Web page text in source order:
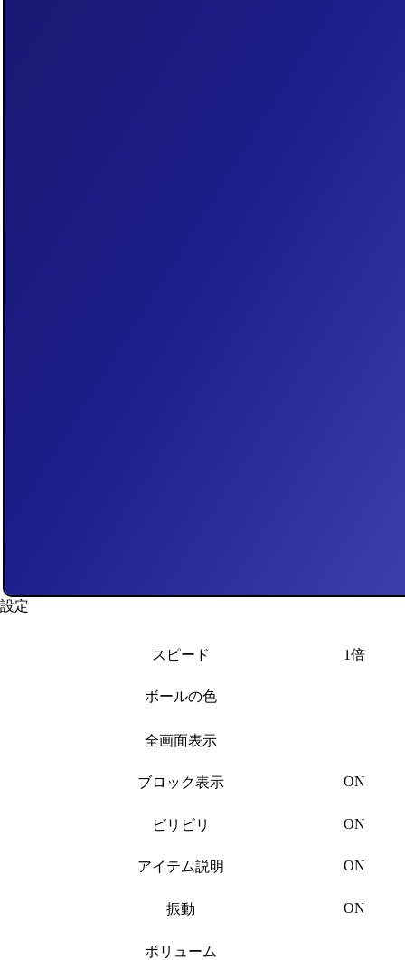
設定
スピード 1倍
ボールの色
全画面表示
ブロック表示 ON
ビリビリ ON
アイテム説明 ON
振動 ON
ボリューム